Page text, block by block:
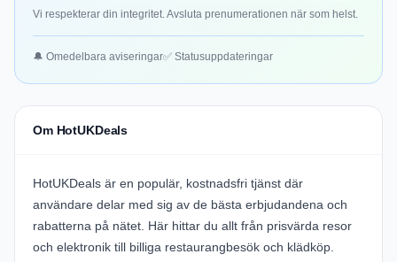
Vi respekterar din integritet. Avsluta prenumerationen när som helst.
🔔 Omedelbara aviseringar✅ Statusuppdateringar
Om HotUKDeals
HotUKDeals är en populär, kostnadsfri tjänst där
användare delar med sig av de bästa erbjudandena och
rabatterna på nätet. Här hittar du allt från prisvärda resor
och elektronik till billiga restaurangbesök och klädköp.